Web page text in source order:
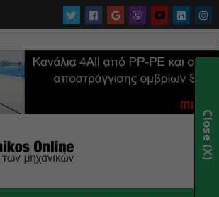

Close (X)